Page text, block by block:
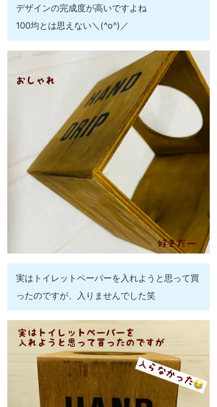
デザインの完成度が高いですよね
100均とは思えない＼(^o^)／
実はトイレットペーパーを入れようと思って買
ったのですが、入りませんでした笑